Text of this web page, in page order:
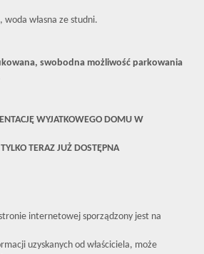
własna ze studni.
swobodna możliwość parkowania
WYJATKOWEGO DOMU W
TERAZ JUŻ DOSTĘPNA
internetowej sporządzony jest na
uzyskanych od właściciela, może